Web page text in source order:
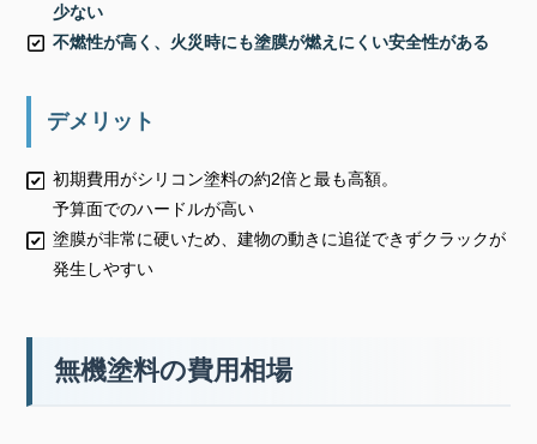
少ない
不燃性が高く、火災時にも塗膜が燃えにくい安全性がある
デメリット
初期費用がシリコン塗料の約2倍と最も高額。
予算面でのハードルが高い
塗膜が非常に硬いため、建物の動きに追従できずクラックが
発生しやすい
無機塗料の費用相場